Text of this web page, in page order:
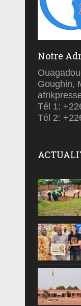
Notre
Goughin,
Tél 1:
Tél 2: